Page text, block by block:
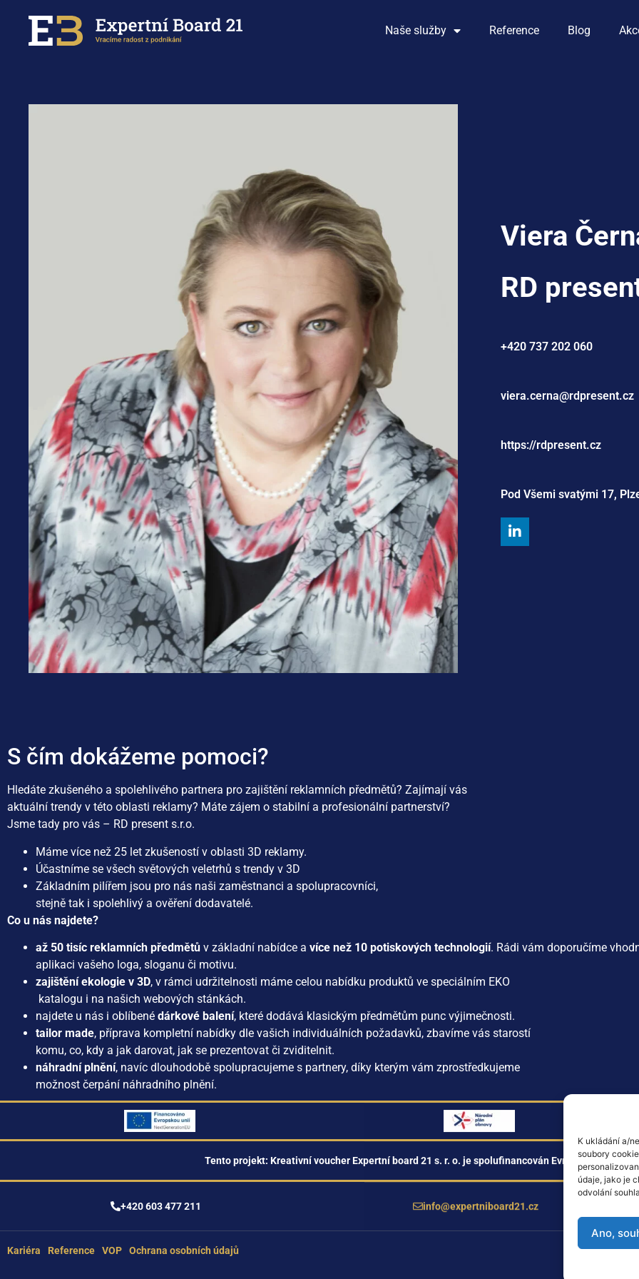
K ukládání a/
soubory
údaje, jako je
odvolání
Ano,
Naše služby Reference Blog
Viera
RD
+420 737 202 060
viera.cerna@rdpresent.cz
https://rdpresent.cz
Pod Všemi svatými 17,
S čím dokážeme pomoci?
Hledáte zkušeného a spolehlivého partnera pro zajištění reklamních předmětů? Zajímají vás
aktuální trendy v této oblasti reklamy? Máte zájem o stabilní a profesionální partnerství?
Jsme tady pro vás – RD present s.r.o.
Máme více než 25 let zkušeností v oblasti 3D reklamy.
Účastníme se všech světových veletrhů s trendy v 3D
Základním pilířem jsou pro nás naši zaměstnanci a spolupracovníci,
stejně tak i spolehlivý a ověření dodavatelé.
Co u nás najdete?
až 50 tisíc reklamních předmětů v základní nabídce a více než 10 potiskových technologií. Rádi vám doporučíme
aplikaci vašeho loga, sloganu či motivu.
zajištění ekologie v 3D, v rámci udržitelnosti máme celou nabídku produktů ve speciálním EKO
katalogu i na našich webových stánkách.
najdete u nás i oblíbené dárkové balení, které dodává klasickým předmětům punc výjimečnosti.
tailor made, příprava kompletní nabídky dle vašich individuálních požadavků, zbavíme vás starostí
komu, co, kdy a jak darovat, jak se prezentovat či zviditelnit.
náhradní plnění, navíc dlouhodobě spolupracujeme s partnery, díky kterým vám zprostředkujeme
možnost čerpání náhradního plnění.
Tento projekt: Kreativní voucher Expertní board 21 s. r. o. je spolufinancován Evropskou unií z
+420 603 477 211 info@expertniboard21.cz
Kariéra Reference VOP Ochrana osobních údajů